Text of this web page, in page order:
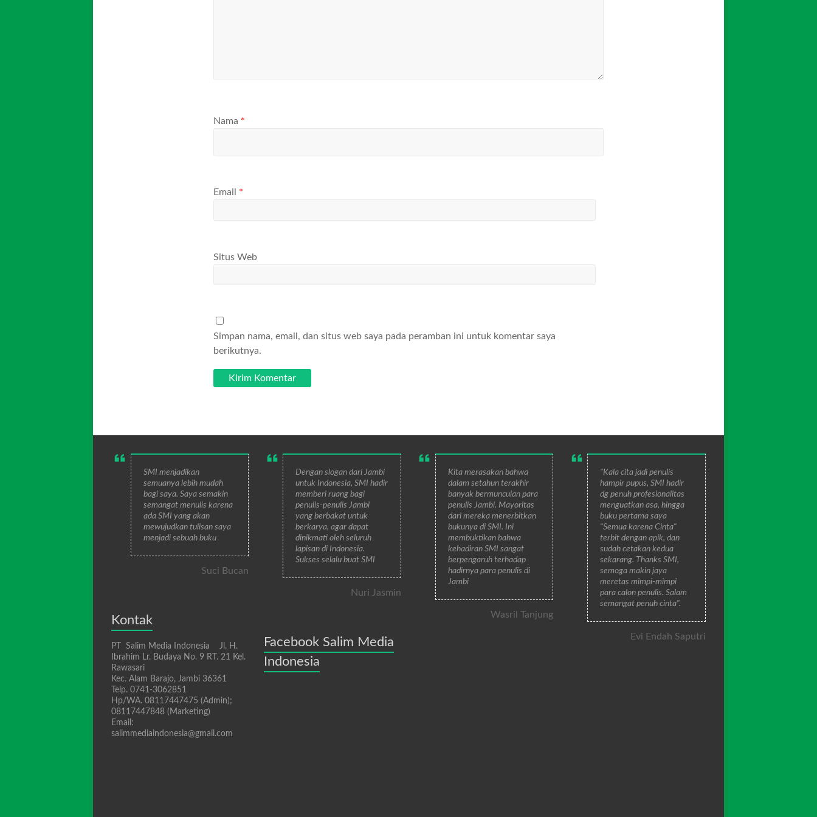
Nama *
Email *
Situs Web
Simpan nama, email, dan situs web saya pada peramban ini untuk komentar saya
berikutnya.
SMI menjadikan
semuanya lebih mudah
bagi saya. Saya semakin
semangat menulis karena
ada SMI yang akan
mewujudkan tulisan saya
menjadi sebuah buku
Suci Bucan
Kontak
PT Salim Media Indonesia Jl. H.
Ibrahim Lr. Budaya No. 9 RT. 21 Kel.
Rawasari
Kec. Alam Barajo, Jambi 36361
Telp. 0741-3062851
Hp/WA. 08117447475 (Admin);
08117447848 (Marketing)
Email:
salimmediaindonesia@gmail.com
Dengan slogan dari Jambi
untuk Indonesia, SMI hadir
memberi ruang bagi
penulis-penulis Jambi
yang berbakat untuk
berkarya, agar dapat
dinikmati oleh seluruh
lapisan di Indonesia.
Sukses selalu buat SMI
Nuri Jasmin
Facebook Salim Media
Indonesia
Kita merasakan bahwa
dalam setahun terakhir
banyak bermunculan para
penulis Jambi. Mayoritas
dari mereka menerbitkan
bukunya di SMI. Ini
membuktikan bahwa
kehadiran SMI sangat
berpengaruh terhadap
hadirnya para penulis di
Jambi
Wasril Tanjung
"Kala cita jadi penulis
hampir pupus, SMI hadir
dg penuh profesionalitas
menguatkan asa, hingga
buku pertama saya
"Semua karena Cinta"
terbit dengan apik, dan
sudah cetakan kedua
sekarang. Thanks SMI,
semoga makin jaya
meretas mimpi-mimpi
para calon penulis. Salam
semangat penuh cinta".
Evi Endah Saputri